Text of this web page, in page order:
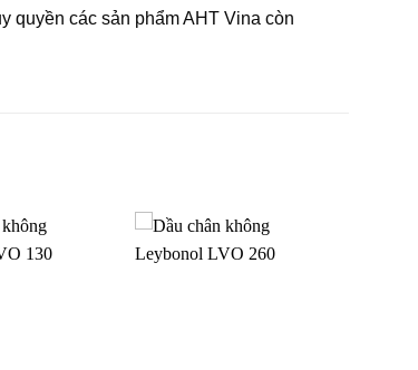
quyền các sản phẩm AHT Vina còn